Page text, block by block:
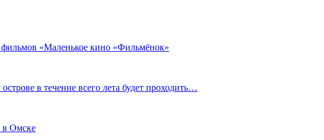
«Маленькое кино «Фильмёнок»
в течение всего лета будет проходить…
в Омске